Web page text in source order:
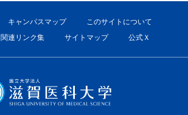
キャンパスマップ
このサイトについて
関連リンク集 サイトマップ 公式Ｘ